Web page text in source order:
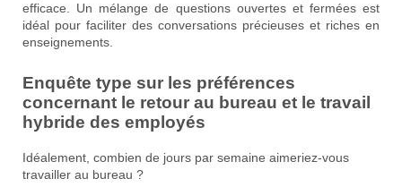
efficace. Un mélange de questions ouvertes et fermées est
idéal pour faciliter des conversations précieuses et riches en
enseignements.
Enquête type sur les préférences
concernant le retour au bureau et le travail
hybride des employés
Idéalement, combien de jours par semaine aimeriez-vous
travailler au bureau ?